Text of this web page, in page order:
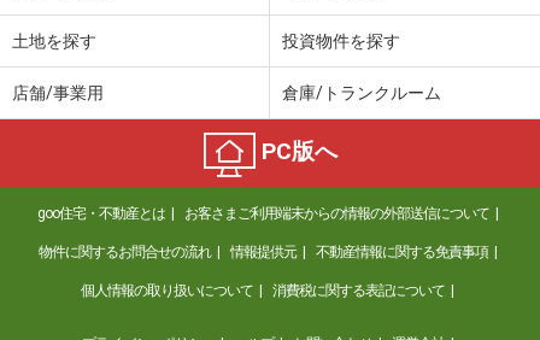
土地を探す 投資物件を探す
店舗/事業用 倉庫/トランクルーム
PC版へ
goo住宅・不動産とは お客さまご利用端末からの情報の外部送信について
物件に関するお問合せの流れ 情報提供元 不動産情報に関する免責事項
個人情報の取り扱いについて 消費税に関する表記について